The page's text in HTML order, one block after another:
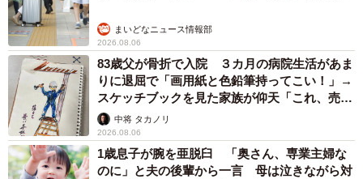
まいどなニュース情報部
2026.08.06
83歳父が骨折で入院 ３カ月の病院生活があま
りに退屈で「画用紙と色鉛筆持ってこい！」→
スケッチブックを見た家族が仰天「これ、売れ
ますよ…」
中将 タカノリ
2026.08.06
1歳息子が腕を亜脱臼 「奥さん、専業主婦な
のに」と夫の後輩から一言 母は泣きながら対